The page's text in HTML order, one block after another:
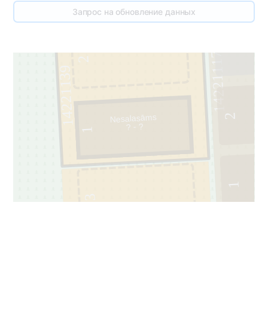
Запрос на обновление данных
14221117
14221139
1
2
1
2
3
Nesalasāms
? - ?